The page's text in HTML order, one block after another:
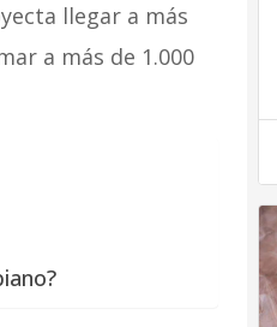
llegar a más
a más de 1.000